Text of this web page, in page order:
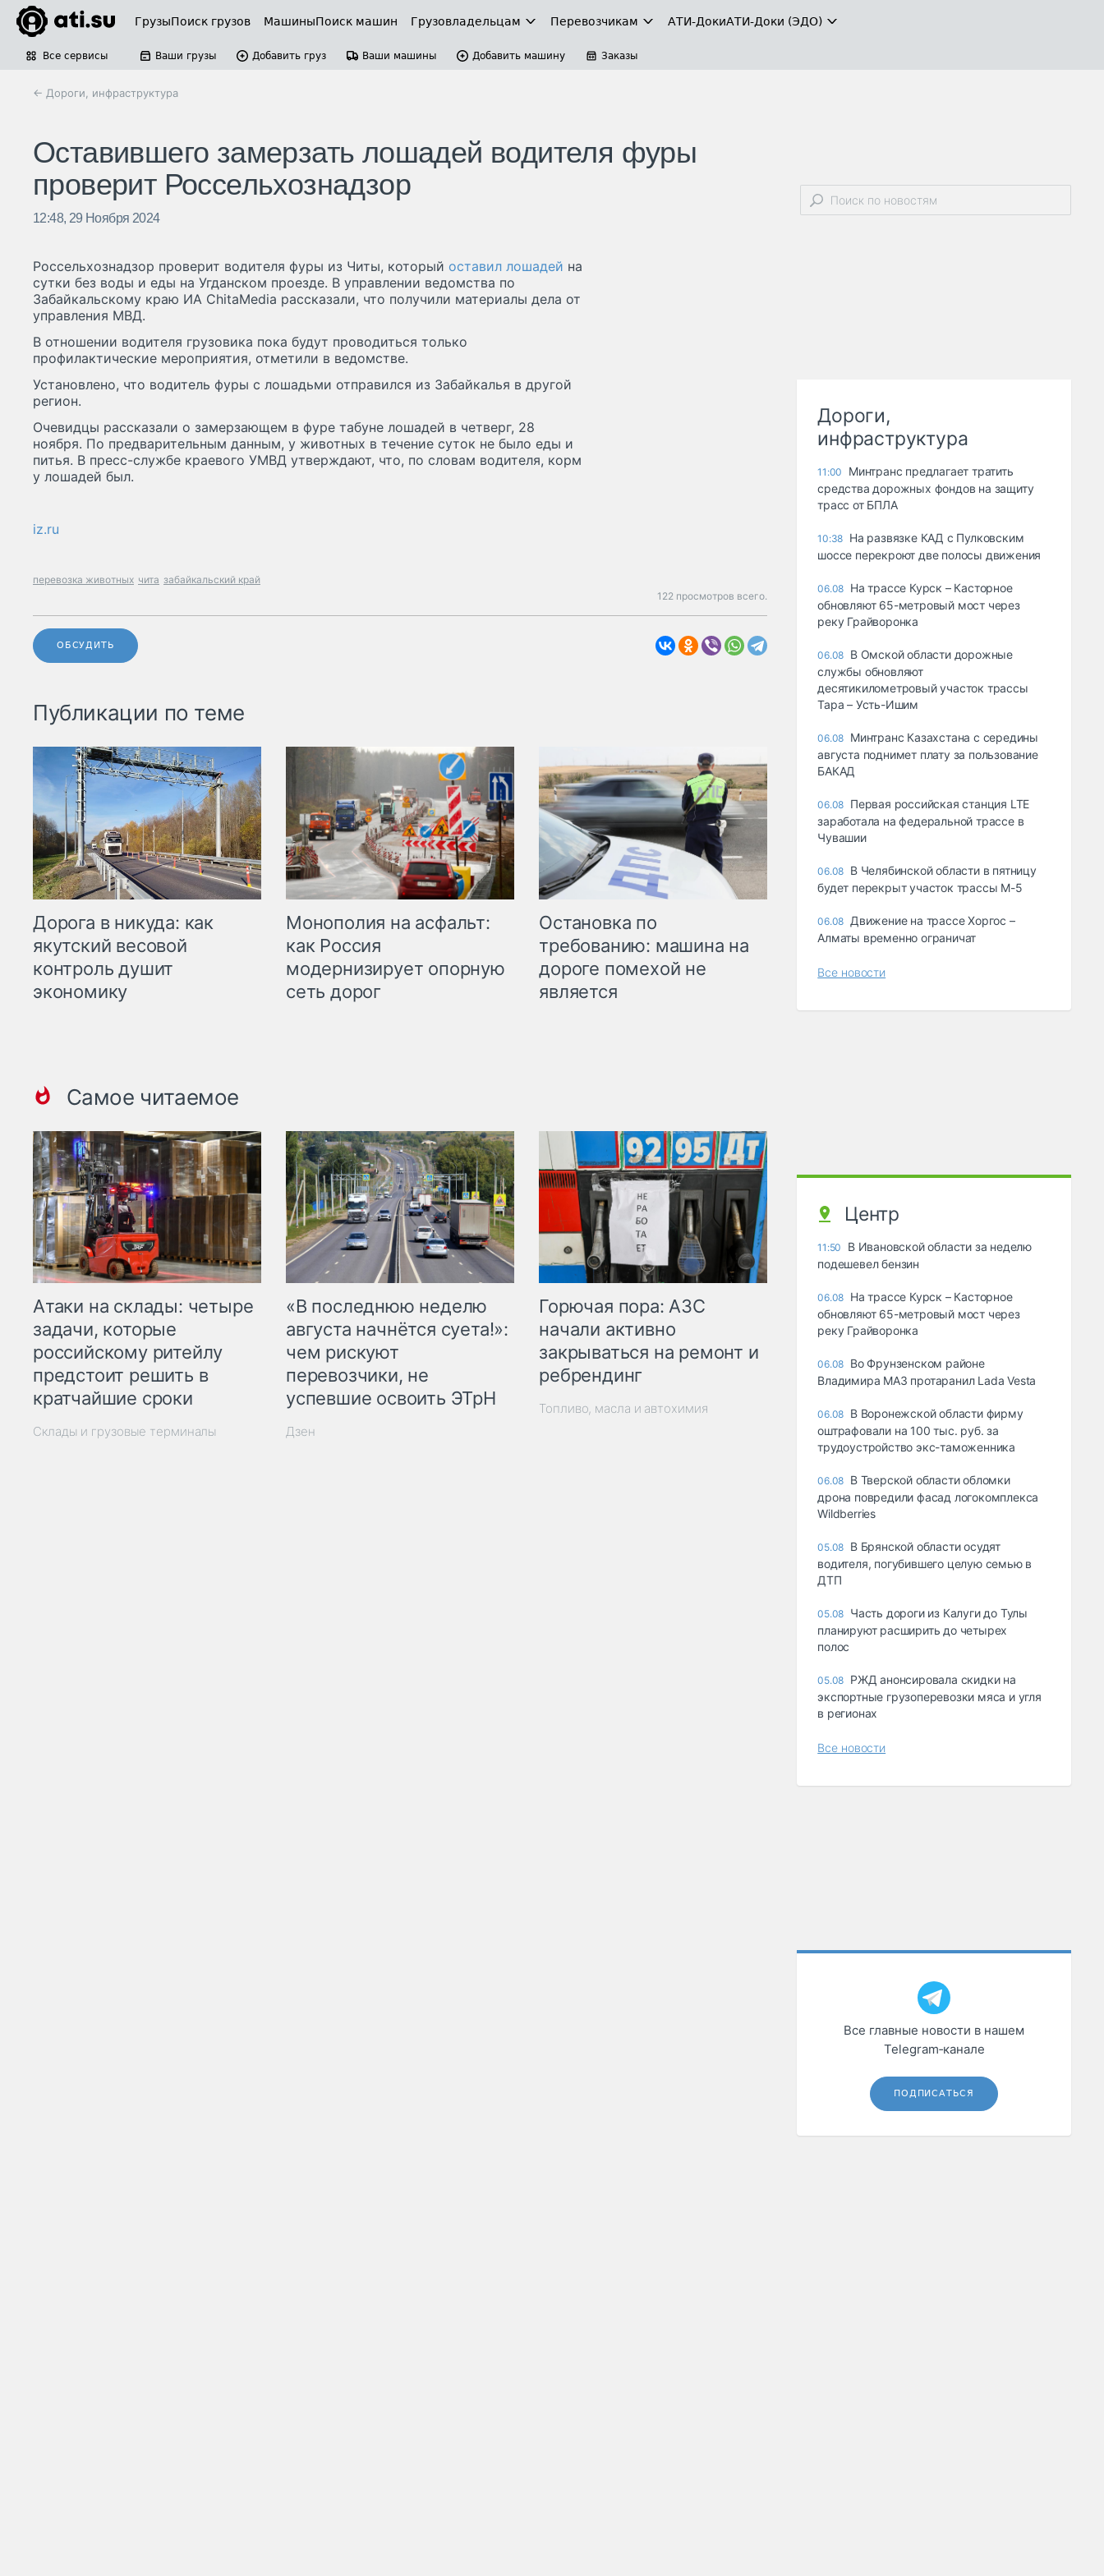
ГрузыПоиск грузов МашиныПоиск машин Грузовладельцам Перевозчикам АТИ-ДокиАТИ-Доки (ЭДО)
Все сервисы Ваши грузы Добавить груз Ваши машины Добавить машину Заказы
← Дороги, инфраструктура
Оставившего замерзать лошадей водителя фуры
проверит Россельхознадзор
12:48, 29 Ноября 2024
Россельхознадзор проверит водителя фуры из Читы, который оставил лошадей на
сутки без воды и еды на Угданском проезде. В управлении ведомства по
Забайкальскому краю ИА ChitaMedia рассказали, что получили материалы дела от
управления МВД.
В отношении водителя грузовика пока будут проводиться только
профилактические мероприятия, отметили в ведомстве.
Установлено, что водитель фуры с лошадьми отправился из Забайкалья в другой
регион.
Очевидцы рассказали о замерзающем в фуре табуне лошадей в четверг, 28
ноября. По предварительным данным, у животных в течение суток не было еды и
питья. В пресс-службе краевого УМВД утверждают, что, по словам водителя, корм
у лошадей был.
iz.ru
перевозка животных чита забайкальский край
122 просмотров всего.
ОБСУДИТЬ
Публикации по теме
Дорога в никуда: как
якутский весовой
контроль душит
экономику
Монополия на асфальт:
как Россия
модернизирует опорную
сеть дорог
Остановка по
требованию: машина на
дороге помехой не
является
Самое читаемое
Атаки на склады: четыре
задачи, которые
российскому ритейлу
предстоит решить в
кратчайшие сроки
Склады и грузовые терминалы
«В последнюю неделю
августа начнётся суета!»:
чем рискуют
перевозчики, не
успевшие освоить ЭТрН
Дзен
Горючая пора: АЗС
начали активно
закрываться на ремонт и
ребрендинг
Топливо, масла и автохимия
Дороги,
инфраструктура
11:00
Минтранс предлагает тратить
средства дорожных фондов на защиту
трасс от БПЛА
10:38 На развязке КАД с Пулковским
шоссе перекроют две полосы движения
06.08 На трассе Курск – Касторное
обновляют 65-метровый мост через
реку Грайворонка
06.08 В Омской области дорожные
службы обновляют
десятикилометровый участок трассы
Тара – Усть-Ишим
06.08 Минтранс Казахстана с середины
августа поднимет плату за пользование
БАКАД
06.08 Первая российская станция LTE
заработала на федеральной трассе в
Чувашии
06.08 В Челябинской области в пятницу
будет перекрыт участок трассы М-5
06.08 Движение на трассе Хоргос –
Алматы временно ограничат
Все новости
Центр
11:50
В Ивановской области за неделю
подешевел бензин
06.08 На трассе Курск – Касторное
обновляют 65-метровый мост через
реку Грайворонка
06.08 Во Фрунзенском районе
Владимира МАЗ протаранил Lada Vesta
06.08 В Воронежской области фирму
оштрафовали на 100 тыс. руб. за
трудоустройство экс-таможенника
06.08 В Тверской области обломки
дрона повредили фасад логокомплекса
Wildberries
05.08 В Брянской области осудят
водителя, погубившего целую семью в
ДТП
05.08 Часть дороги из Калуги до Тулы
планируют расширить до четырех
полос
05.08 РЖД анонсировала скидки на
экспортные грузоперевозки мяса и угля
в регионах
Все новости
Все главные новости в нашем
Telegram‑канале
ПОДПИСАТЬСЯ